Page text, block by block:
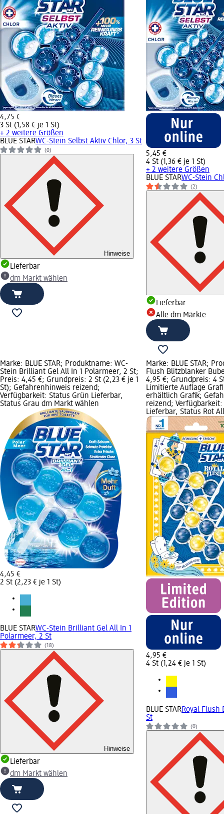
4,75 €
3 St (1,58 € je 1 St)
+ 2 weitere Größen
BLUE STARWC-Stein Selbst Aktiv Chlor, 3 St
(0)
Hinweise
Lieferbar
dm Markt wählen
5,45 €
4 St (1,36 € je 1 St)
+ 2 weitere Größen
BLUE STARWC-Stein
(2)
Lieferbar
Alle dm Märkte
Marke: BLUE STAR; Produktname: WC-
Stein Brilliant Gel All In 1 Polarmeer, 2 St;
Preis: 4,45 €; Grundpreis: 2 St (2,23 € je 1
St); Gefahrenhinweis reizend;
Verfügbarkeit: Status Grün Lieferbar,
Status Grau dm Markt wählen
4,45 €
2 St (2,23 € je 1 St)
BLUE STARWC-Stein Brilliant Gel All In 1
Polarmeer, 2 St
(18)
Hinweise
Lieferbar
dm Markt wählen
Marke: BLUE STAR;
Flush Blitzblanker
4,95 €; Grundpreis: 4
Limitierte Auflage
erhältlich Grafik;
reizend;
Lieferbar, Status Rot
4,95 €
4 St (1,24 € je 1 St)
BLUE STARRoyal Flush
St
(0)